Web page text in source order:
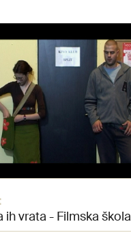
ih vrata - Filmska škola